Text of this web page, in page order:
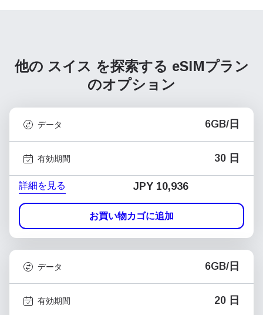
他の スイス を探索する eSIMプラン
のオプション
データ 6GB/日
有効期間 30 日
詳細を見る JPY 10,936
お買い物カゴに追加
データ 6GB/日
有効期間 20 日